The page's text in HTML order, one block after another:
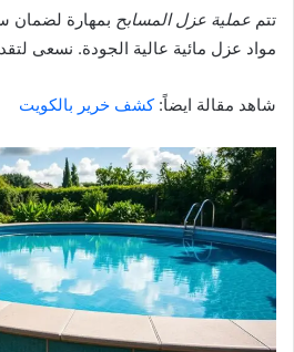
تتم عملية عزل المسابح بمهارة لضمان
مواد عزل مائية عالية الجودة. نسعى
شاهد مقالة ايضاً:كشف خرير بالكويت